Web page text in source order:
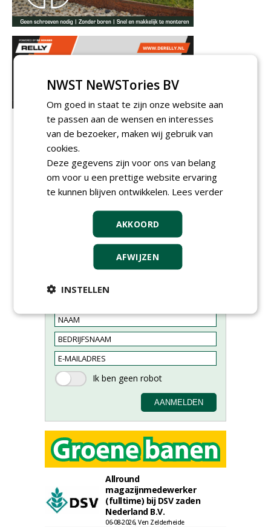
Meld je aan voor onze digitale
Allround
magazijnmedewerker
(fulltime) bij DSV zaden
Nederland B.V.
06-08-2026, Ven Zelderheide
NWST NeWSTories BV
Om goed in staat te zijn onze website aan
te passen aan de wensen en interesses
van de bezoeker, maken wij gebruik van
cookies.
Deze gegevens zijn voor ons van belang
om voor u een prettige website ervaring
te kunnen blijven ontwikkelen. Lees verder
AKKOORD
AFWIJZEN
INSTELLEN